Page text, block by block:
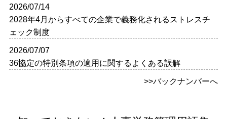
2026/07/14
2028年4月からすべての企業で義務化されるストレスチ
ェック制度
2026/07/07
36協定の特別条項の適用に関するよくある誤解
>>バックナンバーへ